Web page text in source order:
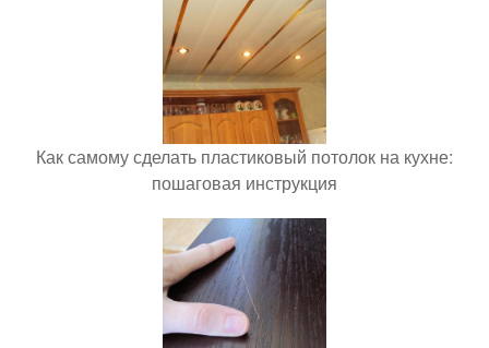
Как самому сделать пластиковый потолок на кухне:
пошаговая инструкция